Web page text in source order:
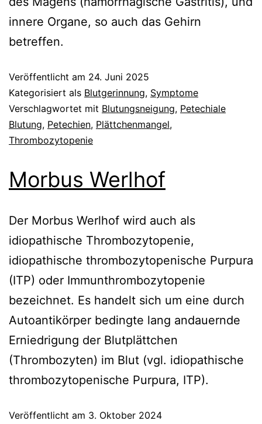
innere Organe, so auch das Gehirn
betreffen.
Veröffentlicht am 24. Juni 2025
Kategorisiert als Blutgerinnung, Symptome
Verschlagwortet mit Blutungsneigung, Petechiale
Blutung, Petechien, Plättchenmangel,
Thrombozytopenie
Morbus Werlhof
Der Morbus Werlhof wird auch als
idiopathische Thrombozytopenie,
idiopathische thrombozytopenische Purpura
(ITP) oder Immunthrombozytopenie
bezeichnet. Es handelt sich um eine durch
Autoantikörper bedingte lang andauernde
Erniedrigung der Blutplättchen
(Thrombozyten) im Blut (vgl. idiopathische
thrombozytopenische Purpura, ITP).
Veröffentlicht am 3. Oktober 2024